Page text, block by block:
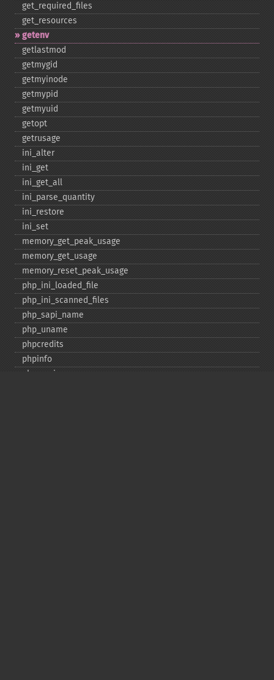
get_​required_​files
get_​resources
getenv
getlastmod
getmygid
getmyinode
getmypid
getmyuid
getopt
getrusage
ini_​alter
ini_​get
ini_​get_​all
ini_​parse_​quantity
ini_​restore
ini_​set
memory_​get_​peak_​usage
memory_​get_​usage
memory_​reset_​peak_​usage
php_​ini_​loaded_​file
php_​ini_​scanned_​files
php_​sapi_​name
php_​uname
phpcredits
phpinfo
phpversion